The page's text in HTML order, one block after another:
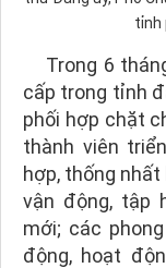
tỉnh
Trong 6
cấp trong tỉnh
phối hợp chặt
thành viên
hợp, thống
vận động, tập
mới; các
động, hoạt